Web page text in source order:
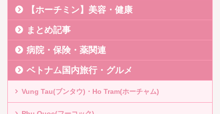
【ホーチミン】美容・健康
まとめ記事
病院・保険・薬関連
ベトナム国内旅行・グルメ
Vung Tau(ブンタウ)・Ho Tram(ホーチャム)